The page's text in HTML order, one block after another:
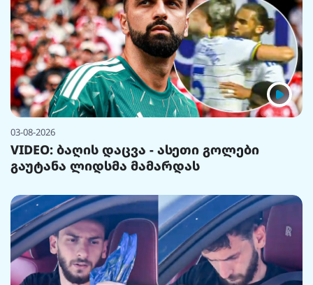
03-08-2026
VIDEO: ბაღის დაცვა - ასეთი გოლები
გაუტანა ლიდსმა მამარდას